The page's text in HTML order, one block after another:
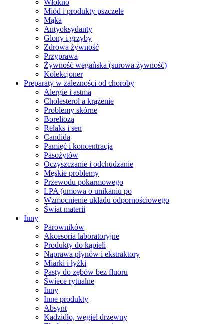
Włókno
Miód i produkty pszczele
Mąka
Antyoksydanty
Glony i grzyby
Zdrowa żywność
Przyprawa
Żywność wegańska (surowa żywność)
Kolekcjoner
Preparaty w zależności od choroby
Alergie i astma
Cholesterol a krążenie
Problemy skórne
Borelioza
Relaks i sen
Candida
Pamięć i koncentracja
Pasożytów
Oczyszczanie i odchudzanie
Męskie problemy
Przewodu pokarmowego
LPA (umowa o unikaniu po
Wzmocnienie układu odpornościowego
Świat materii
Inny
Parowników
Akcesoria laboratoryjne
Produkty do kąpieli
Naprawa płynów i ekstraktory
Miarki i łyżki
Pasty do zębów bez fluoru
Świece rytualne
Inny
Inne produkty
Absynt
Kadzidło, węgiel drzewny